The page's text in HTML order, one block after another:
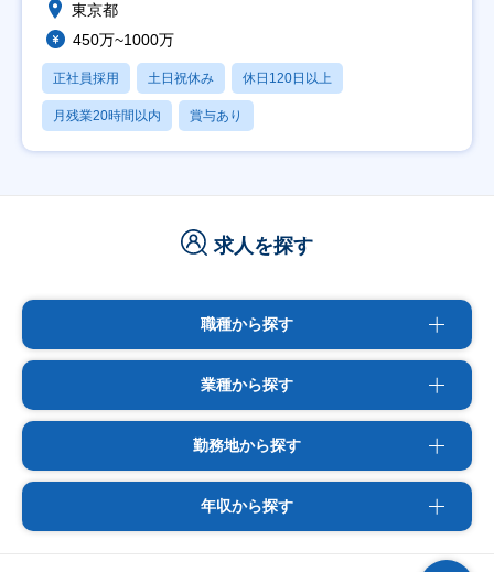
東京都
450万~1000万
正社員採用 土日祝休み 休日120日以上
月残業20時間以内 賞与あり
求人を探す
職種から探す
業種から探す
勤務地から探す
年収から探す